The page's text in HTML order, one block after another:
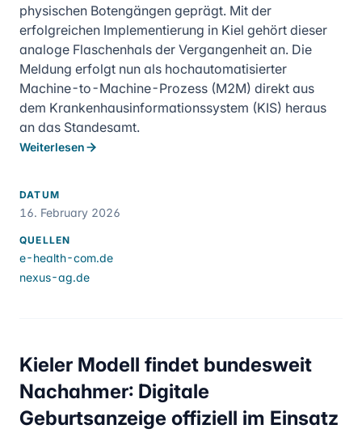
physischen Botengängen geprägt. Mit der
erfolgreichen Implementierung in Kiel gehört dieser
analoge Flaschenhals der Vergangenheit an. Die
Meldung erfolgt nun als hochautomatisierter
Machine-to-Machine-Prozess (M2M) direkt aus
dem Krankenhausinformationssystem (KIS) heraus
an das Standesamt.
Weiterlesen
DATUM
16. February 2026
QUELLEN
e-health-com.de
nexus-ag.de
Kieler Modell findet bundesweit
Nachahmer: Digitale
Geburtsanzeige offiziell im Einsatz